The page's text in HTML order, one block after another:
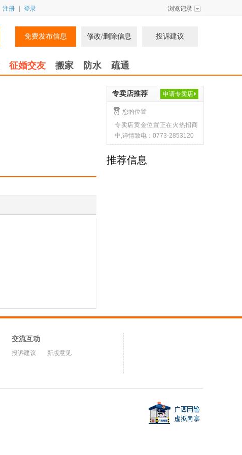
浏览记录
注册 登录
免费发布信息 修改/删除信息 投诉建议
征婚交友 搬家 防水 疏通
专卖店推荐 申请专卖店
您的位置
专卖店黄金位置正在火热招商
中,详情致电：0773-2853120
推荐信息
交流互动
投诉建议 新版意见